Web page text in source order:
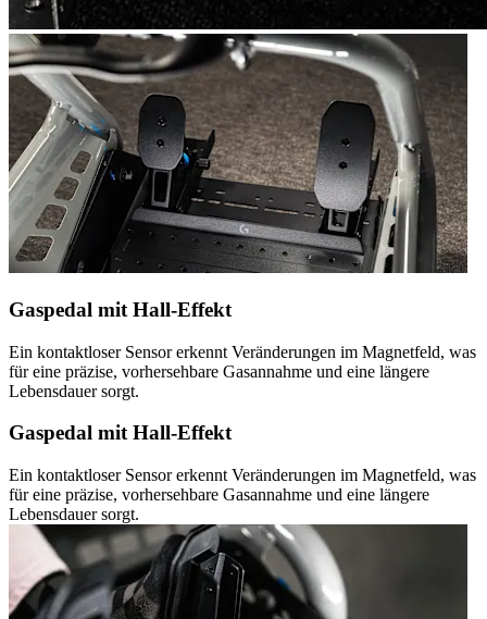
Gaspedal mit Hall-Effekt
Ein kontaktloser Sensor erkennt Veränderungen im Magnetfeld, was
für eine präzise, vorhersehbare Gasannahme und eine längere
Lebensdauer sorgt.
Gaspedal mit Hall-Effekt
Ein kontaktloser Sensor erkennt Veränderungen im Magnetfeld, was
für eine präzise, vorhersehbare Gasannahme und eine längere
Lebensdauer sorgt.